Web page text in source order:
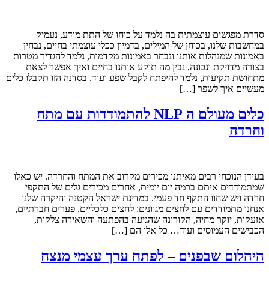
סדרת מפגשים עוצמתית בה נלמד על כוחו של התת מודע, נעמיק
במחשבות שלנו, בכוחן של המילים, בדמיון ככלי עוצמתי בחיים, נבחין
באמונות שמנהלות אותנו ונבחר באמונות מקדמות, נלמד להגדיר מטרות
בצורה מדויקת ונכונה, נבין מה תוקע אותנו בחיים ואיך אפשר לצאת
מתחושת תקיעות, נלמד להיפתח לקבל שפע ועוד. בסדנה הזו תקבלו כלים
מעשיים איך לשפר […]
כלים מעולם ה NLP להתמודדות עם מתח
וחרדה
בעידן הנוכחי רבים מאיתנו מכירים מקרוב את המתח והחרדה. יש כאלו
שמתמודדים איתם ברמה יום יומית, אחרים מכירים גלים של התקפי
חרדה ויש שחוו התקף חד פעמי. במדינת ישראל הקטנה והיקרה שלנו
אנחנו מתמודדים עם לחצים מגוונים: לחצים כלכליים, פערים חברתיים,
אזעקות, יוקר מחיה, הקורונה שהגיעה בהפתעה והשאירה צלקות,
הכבישים העמוסים ועוד… כל אלו הם […]
היהלום שבפנים – לפתח ערך עצמי מנצח